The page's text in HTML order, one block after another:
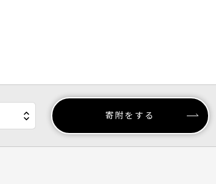
寄附をする